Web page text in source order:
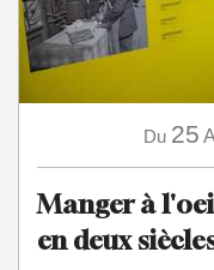
Du 25
Manger à
en deux